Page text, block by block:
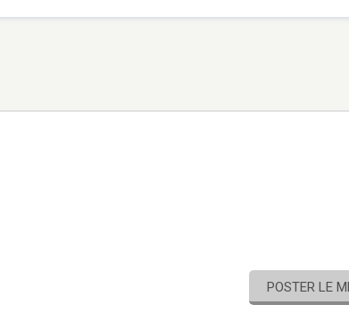
POSTER LE